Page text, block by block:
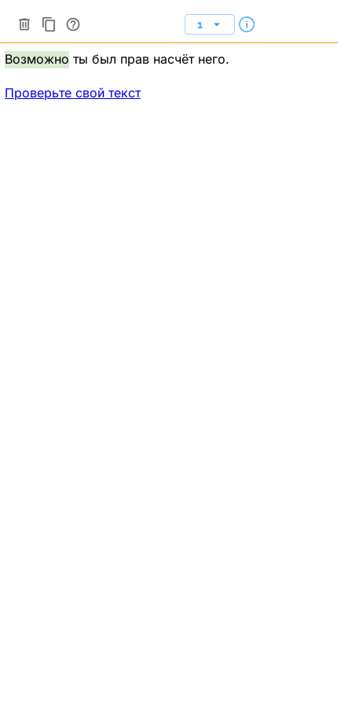
1
Возможно ты был прав насчёт него.
Проверьте свой текст